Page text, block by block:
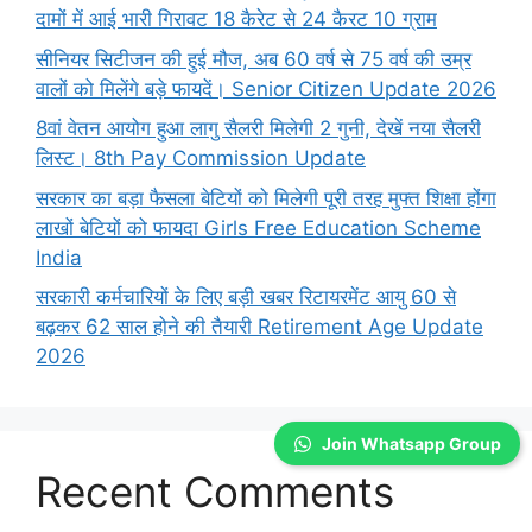
दामों में आई भारी गिरावट 18 कैरेट से 24 कैरट 10 ग्राम
सीनियर सिटीजन की हुई मौज, अब 60 वर्ष से 75 वर्ष की उम्र
वालों को मिलेंगे बड़े फायदें। Senior Citizen Update 2026
8वां वेतन आयोग हुआ लागु सैलरी मिलेगी 2 गुनी, देखें नया सैलरी
लिस्ट। 8th Pay Commission Update
सरकार का बड़ा फैसला बेटियों को मिलेगी पूरी तरह मुफ्त शिक्षा होंगा
लाखों बेटियों को फायदा Girls Free Education Scheme
India
सरकारी कर्मचारियों के लिए बड़ी खबर रिटायरमेंट आयु 60 से
बढ़कर 62 साल होने की तैयारी Retirement Age Update
2026
Recent Comments
Join Whatsapp Group